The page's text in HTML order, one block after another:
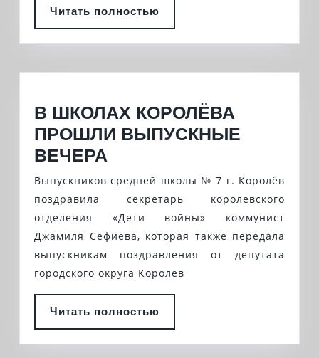
С
ДНЁМ
ЖЕНЩИН
ДОРОГИХ
«ДЕТЕЙ
ВОЙНЫ»
Читать полностью
полностью
В ШКОЛАХ КОРОЛЁВА
ПРОШЛИ ВЫПУСКНЫЕ
ВЕЧЕРА
ШКОЛАХ
КОРОЛЁВА
ПРОШЛИ
ВЫПУСКНЫЕ
ВЕЧЕРА
Выпускников средней школы № 7 г. Королёв
поздравила секретарь королевского
отделения «Дети войны» коммунист
Джамиля Сефиева, которая также передала
выпускникам поздравления от депутата
городского округа Королёв
Читать полностью
полностью